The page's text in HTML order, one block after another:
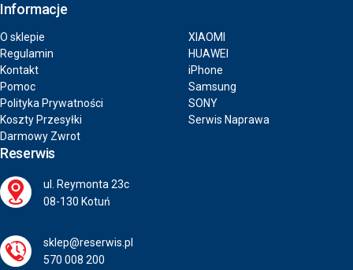
Informacje
O sklepie
Regulamin
Kontakt
Pomoc
Polityka Prywatności
Koszty Przesyłki
Darmowy Zwrot
XIAOMI
HUAWEI
iPhone
Samsung
SONY
Serwis Naprawa
Reserwis
ul. Reymonta 23c
08-130 Kotuń
sklep@reserwis.pl
570 008 200